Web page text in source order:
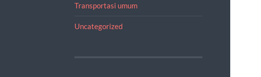
Transportasi umum
Uncategorized